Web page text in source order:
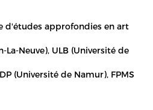
d'études approfondies en art
La-Neuve), ULB (Université de
(Université de Namur), FPMS